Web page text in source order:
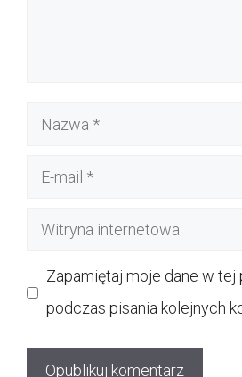
Nazwa
Witryna
Zapamiętaj moje dane w
podczas pisania kolejnych